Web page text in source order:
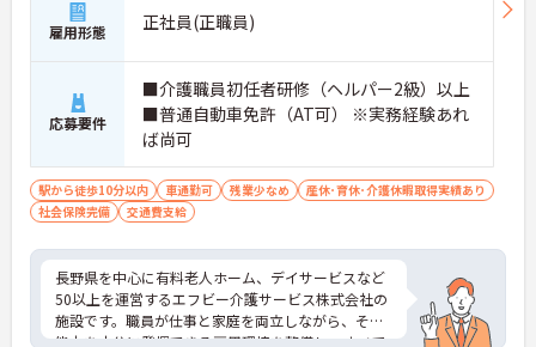
雇用形態 正社員(正職員)
応募要件
■介護職員初任者研修（ヘルパー2級）以上
■普通自動車免許（AT可） ※実務経験あれ
ば尚可
駅から徒歩10分以内 車通勤可 残業少なめ
産休･育休･介護休暇取得実績あり
社会保険完備
交通費支給
長野県を中心に有料老人ホーム、デイサービスなど
50以上を運営するエフビー介護サービス株式会社の
施設です。職員が仕事と家庭を両立しながら、その
能力を十分に発揮できる雇用環境を整備し、すべて